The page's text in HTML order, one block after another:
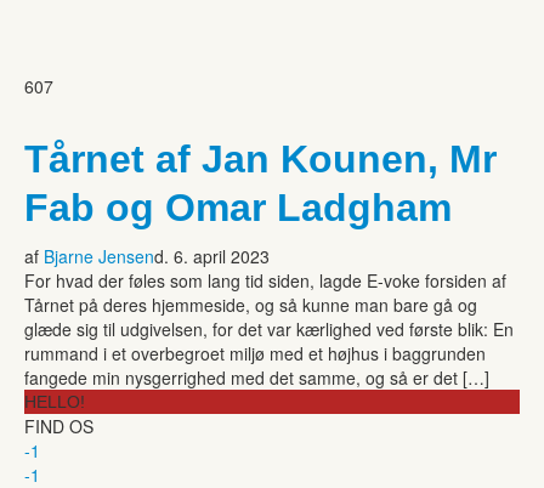
607
Tårnet af Jan Kounen, Mr
Fab og Omar Ladgham
af Bjarne Jensend. 6. april 2023
For hvad der føles som lang tid siden, lagde E-voke forsiden af
Tårnet på deres hjemmeside, og så kunne man bare gå og
glæde sig til udgivelsen, for det var kærlighed ved første blik: En
rummand i et overbegroet miljø med et højhus i baggrunden
fangede min nysgerrighed med det samme, og så er det […]
HELLO!
FIND OS
-1
-1